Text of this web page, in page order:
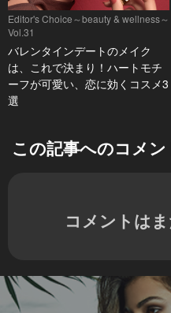
Editor's Choice～beauty & wellness～
Vol.31
バレンタインデートのメイク
は、これで決まり！ハートモチ
ーフが可愛い、恋に効くコスメ3
選
この記事へのコメン
コメントは